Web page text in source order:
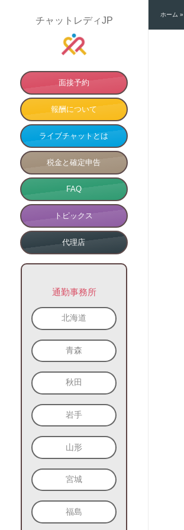
チャットレディJP
面接予約
報酬について
ライブチャットとは
税金と確定申告
FAQ
トピックス
代理店
通勤事務所
北海道
青森
秋田
岩手
山形
宮城
福島
ホーム »